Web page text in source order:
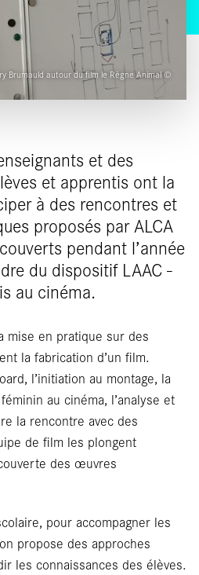
Brumauld autour du film le Règne Animal ©
et des
et apprentis ont la
à des rencontres et
proposés par ALCA
pendant l’année
du dispositif LAAC -
au cinéma.
mise en pratique sur des
la fabrication d’un film.
l’initiation au montage, la
au cinéma, l’analyse et
la rencontre avec des
de film les plongent
des œuvres
pour accompagner les
propose des approches
les connaissances des élèves.